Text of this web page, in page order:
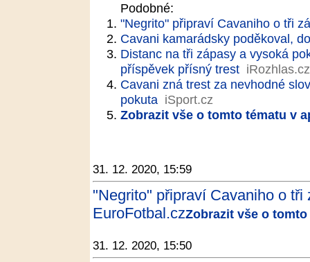
Podobné:
"Negrito" připraví Cavaniho o tři
Cavani kamarádsky poděkoval,
Distanc na tři zápasy a vysoká
příspěvek přísný trest iRozhlas.cz
Cavani zná trest za nevhodné
pokuta iSport.cz
Zobrazit vše o tomto tématu v
31. 12. 2020, 15:59
"Negrito" připraví Cavaniho o
EuroFotbal.czZobrazit vše o
31. 12. 2020, 15:50